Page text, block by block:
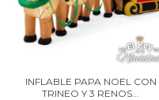
INFLABLE PAPA NOEL CON
TRINEO Y 3 RENOS...